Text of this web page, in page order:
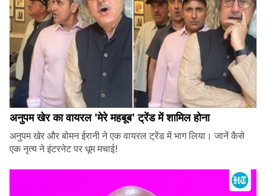
अनुपम खेर का वायरल 'मेरे महबूब' ट्रेंड में शामिल होना
अनुपम खेर और बोमन ईरानी ने एक वायरल ट्रेंड में भाग लिया। जानें कैसे
एक नृत्य ने इंटरनेट पर धूम मचाई!